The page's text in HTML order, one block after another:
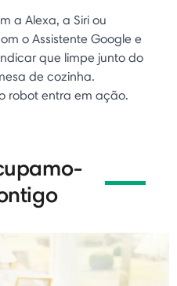
a Alexa, a Siri ou
o Assistente Google e
que limpe junto do
de cozinha.
robot entra em ação.